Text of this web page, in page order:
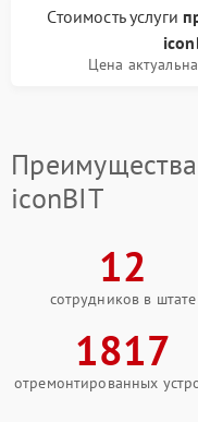
Стоимость услуги
Цена
iconBIT
12
сотрудников в штате
1817
отремонтированных